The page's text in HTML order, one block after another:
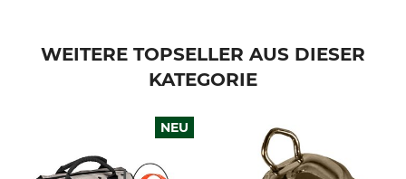
WEITERE TOPSELLER AUS DIESER
KATEGORIE
NEU